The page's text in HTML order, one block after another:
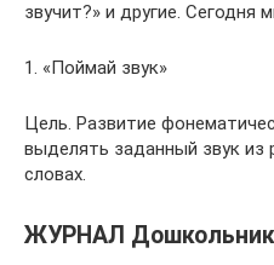
звучит?» и другие. Сегодня
1. «Поймай звук»
Цель. Развитие
выделять заданный звук из
словах.
ЖУРНАЛ